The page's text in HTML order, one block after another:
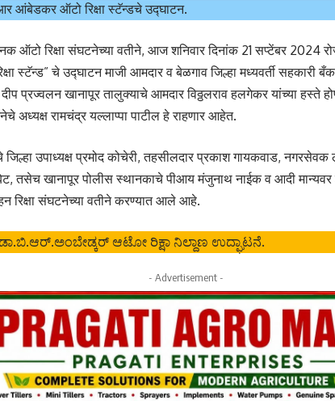
आंबेडकर ऑटो रिक्षा स्टॅन्डचे उद्घाटन.
ऑटो रिक्षा संघटनेच्या वतीने, आज शनिवार दिनांक 21 सप्टेंबर 2024
स्टॅन्ड” चे उद्घाटन माजी आमदार व बेळगाव जिल्हा मध्यवर्ती सहकारी
प्रज्वलन खानापूर तालुक्याचे आमदार विठ्ठलराव हलगेकर यांच्या हस्ते
अध्यक्ष रामचंद्र यल्लाप्पा पाटील हे राहणार आहेत.
जिल्हा उपाध्यक्ष प्रमोद कोचेरी, तहसीलदार प्रकाश गायकवाड, नगरसेवक
तसेच खानापूर पोलीस स्थानकाचे पीआय मंजुनाथ नाईक व आदी मान्यवर
रिक्षा संघटनेच्या वतीने करण्यात आले आहे.
ಡಾ.ಬಿ.ಆರ್.ಅಂಬೇಡ್ಕರ್ ಆಟೋ ರಿಕ್ಷಾ ನಿಲ್ದಾಣ ಉದ್ಘಾಟನೆ.
- Advertisement -